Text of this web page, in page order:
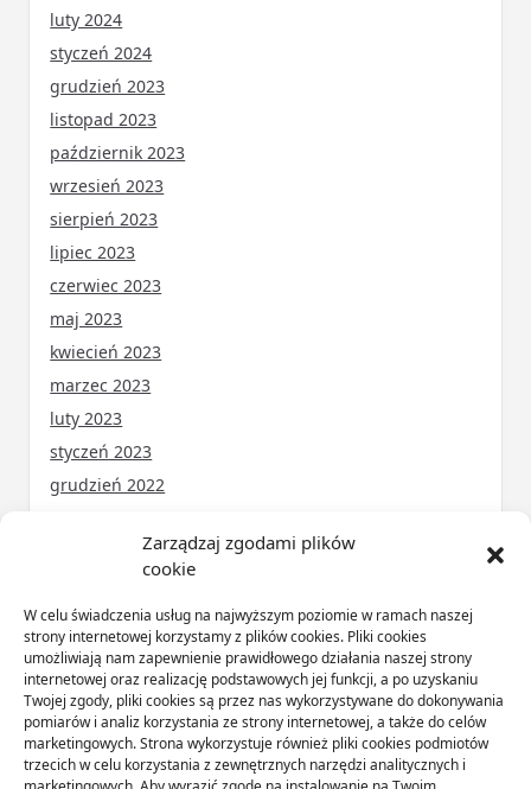
Zarządzaj zgodami plików
cookie
W celu świadczenia usług na najwyższym poziomie w ramach naszej
strony internetowej korzystamy z plików cookies. Pliki cookies
umożliwiają nam zapewnienie prawidłowego działania naszej strony
internetowej oraz realizację podstawowych jej funkcji, a po uzyskaniu
Twojej zgody, pliki cookies są przez nas wykorzystywane do dokonywania
pomiarów i analiz korzystania ze strony internetowej, a także do celów
marketingowych. Strona wykorzystuje również pliki cookies podmiotów
trzecich w celu korzystania z zewnętrznych narzędzi analitycznych i
luty 2024
styczeń 2024
grudzień 2023
listopad 2023
październik 2023
wrzesień 2023
sierpień 2023
lipiec 2023
czerwiec 2023
maj 2023
kwiecień 2023
marzec 2023
luty 2023
styczeń 2023
grudzień 2022
ARTYKUŁ SPONSOROWANY(31)
Budownictwo(56)
Dom(71)
Ogród(16)
Przemysł (89)